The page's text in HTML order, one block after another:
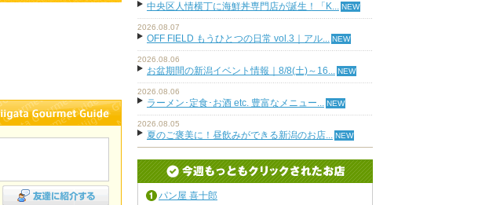
中央区人情横丁に海鮮丼専門店が誕生！「K...
2026.08.07
OFF FIELD もうひとつの日常 vol.3｜アル...
2026.08.06
お盆期間の新潟イベント情報｜8/8(土)～16...
2026.08.06
ラーメン･定食･お酒 etc. 豊富なメニュー...
2026.08.05
夏のご褒美に！昼飲みができる新潟のお店...
パン屋 喜十郎